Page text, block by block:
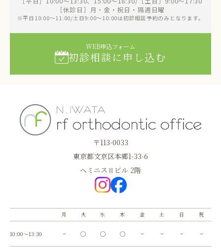
［休診日］月・金・祝日・隔週日曜
※平日10:00～11:00/土日9:00～10:00は初診相談予約のみとなります。
WEB申込フォーム
初診相談に申し込む
〒113-0033
東京都文京区本郷1-33-6
へミニスⅡビル 2階
月 火 水 木 金 土 日 祝
10:00～13:30 − ◯ ◯ ◯ − − − −